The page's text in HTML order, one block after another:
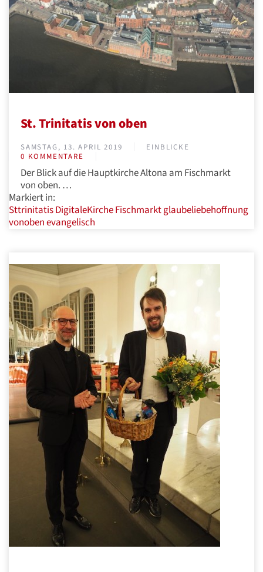
St. Trinitatis von oben
SAMSTAG, 13. APRIL 2019
EINBLICKE
0 KOMMENTARE
Der Blick auf die Hauptkirche Altona am Fischmarkt
von oben. …
Markiert in:
SttrinitatisDigitaleKircheFischmarktglaubeliebehoffnung
vonobenevangelisch